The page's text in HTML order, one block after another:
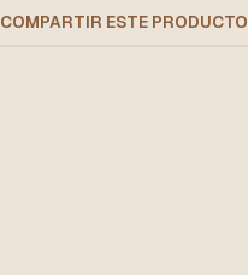
COMPARTIR ESTE PRODUCTO